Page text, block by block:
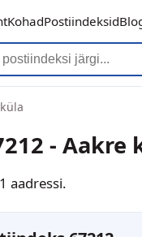
KohadPostiindeksid
- Aakre
aadressi.